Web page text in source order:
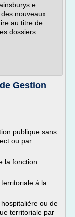
e
nouveaux
au titre de
dossiers:...
Gestion
publique sans
ou par
la fonction
à la
ou de
territoriale par